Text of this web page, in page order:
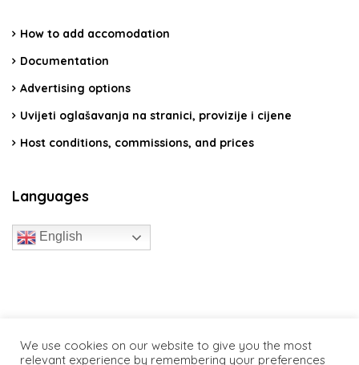
How to add accomodation
Documentation
Advertising options
Uvijeti oglašavanja na stranici, provizije i cijene
Host conditions, commissions, and prices
Languages
English
We use cookies on our website to give you the most
relevant experience by remembering your preferences